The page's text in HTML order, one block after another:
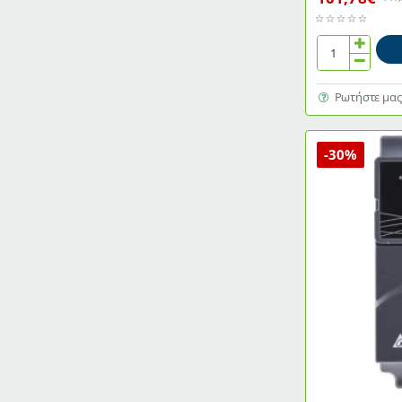
Τροφοδοτικό
DELTA
ENERGY
SYSTEMS
LYTE
20Α
Ρωτήστε μας
-30%